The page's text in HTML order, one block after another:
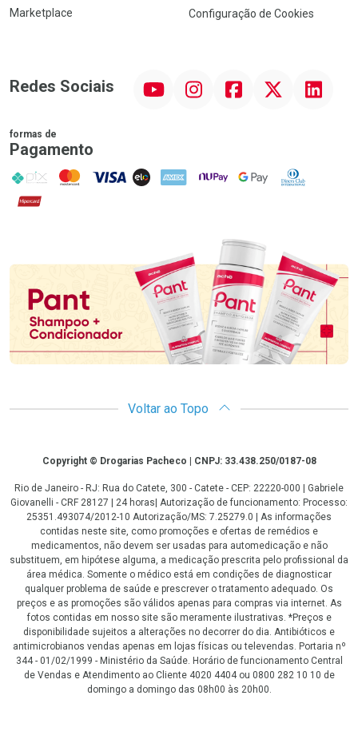
Marketplace
Configuração de Cookies
Redes Sociais InstagramFacebook Linkedin
formas de
Pagamento
PIX MasterCard
VISA ELO AMEX NuPay Google PayDiners Club
Hipercard
Promoção em Destaque
Voltar ao Topo
CopyrightCopyright © Drogarias Pacheco | CNPJ: 33.438.250/0187-08
Rio de Janeiro - RJ: Rua do Catete, 300 - Catete - CEP: 22220-000 | Gabriele
Giovanelli - CRF 28127 | 24 horas| Autorização de funcionamento: Processo:
25351.493074/2012-10 Autorização/MS: 7.25279.0 | As informações
contidas neste site, como promoções e ofertas de remédios e
medicamentos, não devem ser usadas para automedicação e não
substituem, em hipótese alguma, a medicação prescrita pelo profissional da
área médica. Somente o médico está em condições de diagnosticar
qualquer problema de saúde e prescrever o tratamento adequado. Os
preços e as promoções são válidos apenas para compras via internet. As
fotos contidas em nosso site são meramente ilustrativas. *Preços e
disponibilidade sujeitos a alterações no decorrer do dia. Antibióticos e
antimicrobianos vendas apenas em lojas físicas ou televendas. Portaria nº
344 - 01/02/1999 - Ministério da Saúde. Horário de funcionamento Central
de Vendas e Atendimento ao Cliente 4020 4404 ou 0800 282 10 10 de
domingo a domingo das 08h00 às 20h00.